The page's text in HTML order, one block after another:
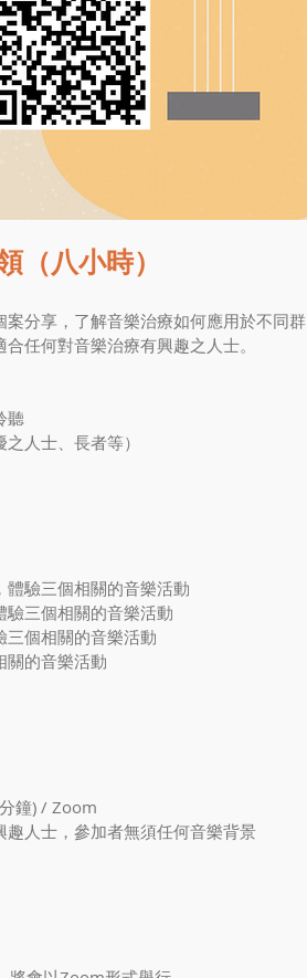
（八小時）
分享，了解音樂治療如何應用於不同群
任何對音樂治療有興趣之人士。
聽
人士、長者等）
驗三個相關的音樂活動
三個相關的音樂活動
個相關的音樂活動
關的音樂活動
鐘) / Zoom
人士，參加者無須任何音樂背景